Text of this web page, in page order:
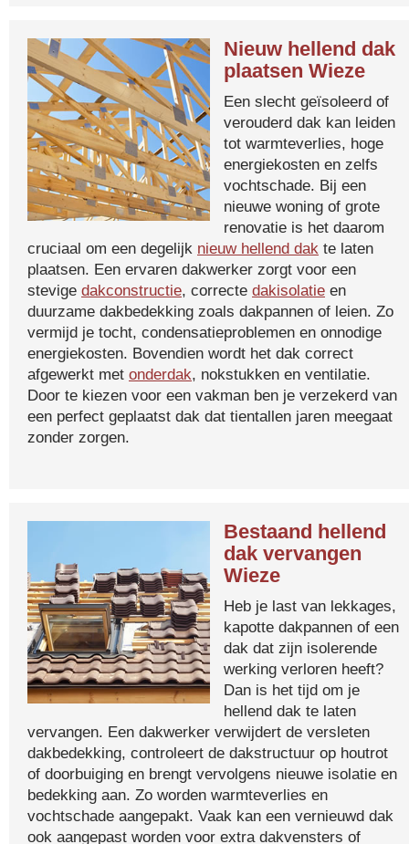
Nieuw hellend dak
plaatsen Wieze
Een slecht geïsoleerd of
verouderd dak kan leiden
tot warmteverlies, hoge
energiekosten en zelfs
vochtschade. Bij een
nieuwe woning of grote
renovatie is het daarom
cruciaal om een degelijk nieuw hellend dak te laten
plaatsen. Een ervaren dakwerker zorgt voor een
stevige dakconstructie, correcte dakisolatie en
duurzame dakbedekking zoals dakpannen of leien. Zo
vermijd je tocht, condensatieproblemen en onnodige
energiekosten. Bovendien wordt het dak correct
afgewerkt met onderdak, nokstukken en ventilatie.
Door te kiezen voor een vakman ben je verzekerd van
een perfect geplaatst dak dat tientallen jaren meegaat
zonder zorgen.
Bestaand hellend
dak vervangen
Wieze
Heb je last van lekkages,
kapotte dakpannen of een
dak dat zijn isolerende
werking verloren heeft?
Dan is het tijd om je
hellend dak te laten
vervangen. Een dakwerker verwijdert de versleten
dakbedekking, controleert de dakstructuur op houtrot
of doorbuiging en brengt vervolgens nieuwe isolatie en
bedekking aan. Zo worden warmteverlies en
vochtschade aangepakt. Vaak kan een vernieuwd dak
ook aangepast worden voor extra dakvensters of